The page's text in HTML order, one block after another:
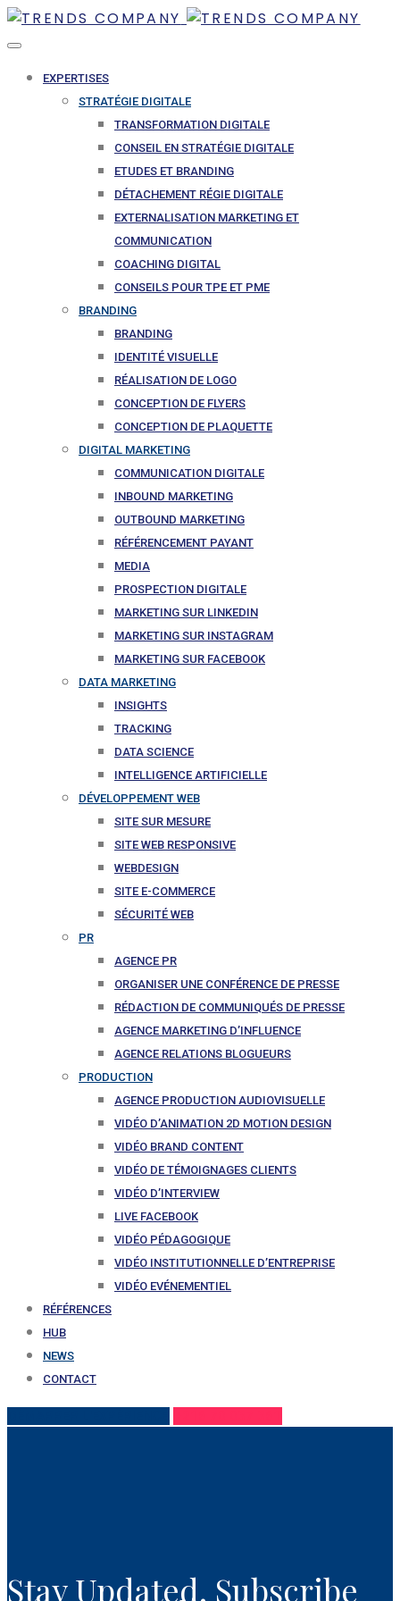
EXPERTISES
STRATÉGIE DIGITALE
TRANSFORMATION DIGITALE
CONSEIL EN STRATÉGIE DIGITALE
ETUDES ET BRANDING
DÉTACHEMENT RÉGIE DIGITALE
EXTERNALISATION MARKETING ET
COMMUNICATION
COACHING DIGITAL
CONSEILS POUR TPE ET PME
BRANDING
BRANDING
IDENTITÉ VISUELLE
RÉALISATION DE LOGO
CONCEPTION DE FLYERS
CONCEPTION DE PLAQUETTE
DIGITAL MARKETING
COMMUNICATION DIGITALE
INBOUND MARKETING
OUTBOUND MARKETING
RÉFÉRENCEMENT PAYANT
MEDIA
PROSPECTION DIGITALE
MARKETING SUR LINKEDIN
MARKETING SUR INSTAGRAM
MARKETING SUR FACEBOOK
DATA MARKETING
INSIGHTS
TRACKING
DATA SCIENCE
INTELLIGENCE ARTIFICIELLE
DÉVELOPPEMENT WEB
SITE SUR MESURE
SITE WEB RESPONSIVE
WEBDESIGN
SITE E-COMMERCE
SÉCURITÉ WEB
PR
AGENCE PR
ORGANISER UNE CONFÉRENCE DE PRESSE
RÉDACTION DE COMMUNIQUÉS DE PRESSE
AGENCE MARKETING D’INFLUENCE
AGENCE RELATIONS BLOGUEURS
PRODUCTION
AGENCE PRODUCTION AUDIOVISUELLE
VIDÉO D’ANIMATION 2D MOTION DESIGN
VIDÉO BRAND CONTENT
VIDÉO DE TÉMOIGNAGES CLIENTS
VIDÉO D’INTERVIEW
LIVE FACEBOOK
VIDÉO PÉDAGOGIQUE
VIDÉO INSTITUTIONNELLE D’ENTREPRISE
VIDÉO EVÉNEMENTIEL
RÉFÉRENCES
HUB
NEWS
CONTACT
Stay Updated. Subscribe